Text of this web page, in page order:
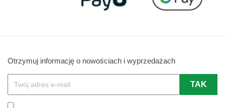
Otrzymuj informację o nowościach i wyprzedażach